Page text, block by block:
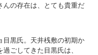
んの存在は、とても貴重だ
目黒氏。天井桟敷の初期か
ごしてきた目黒氏は、